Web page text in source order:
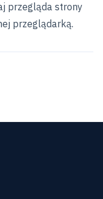
przegląda strony
przeglądarką.